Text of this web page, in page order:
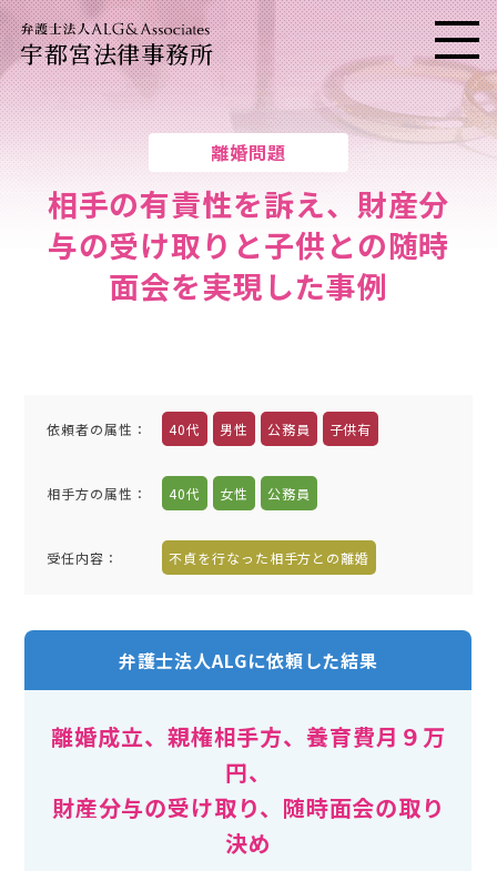
宇都宮法律事務所 メニ
離婚問題
相手の有責性を訴え、財産分
与の受け取りと子供との随時
面会を実現した事例
依頼者の属性 ： 40代 男性 公務員 子供有
相手方の属性 ： 40代 女性 公務員
受任内容 ： 不貞を行なった相手方との離婚
弁護士法人ALGに依頼した結果
離婚成立、親権相手方、養育費月９万
円、
財産分与の受け取り、随時面会の取り
決め